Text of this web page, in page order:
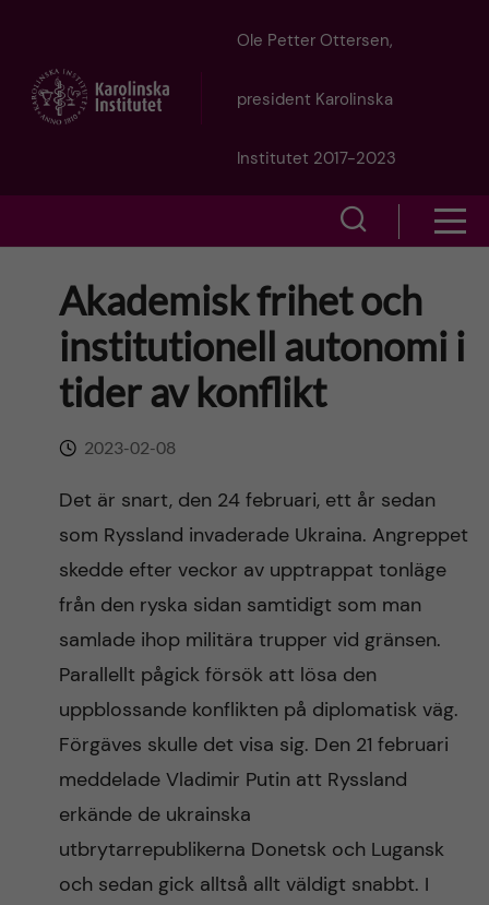
t
Ole Petter Ottersen,
president Karolinska
Institutet 2017-2023
o
w
r
c
h
f
i
e
l
n
Akademisk frihet och
institutionell autonomi i
tider av konflikt
2023-02-08
Det är snart, den 24 februari, ett år sedan
som Ryssland invaderade Ukraina. Angreppet
skedde efter veckor av upptrappat tonläge
från den ryska sidan samtidigt som man
samlade ihop militära trupper vid gränsen.
Parallellt pågick försök att lösa den
uppblossande konflikten på diplomatisk väg.
Förgäves skulle det visa sig. Den 21 februari
meddelade Vladimir Putin att Ryssland
erkände de ukrainska
utbrytarrepublikerna Donetsk och Lugansk
och sedan gick alltså allt väldigt snabbt. I